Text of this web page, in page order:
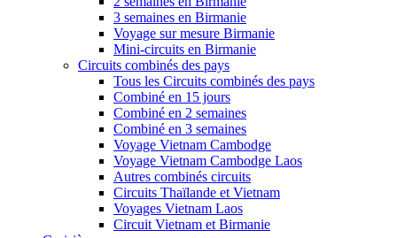
3 semaines en Birmanie
Voyage sur mesure Birmanie
Mini-circuits en Birmanie
Circuits combinés des pays
Tous les Circuits combinés des pays
Combiné en 15 jours
Combiné en 2 semaines
Combiné en 3 semaines
Voyage Vietnam Cambodge
Voyage Vietnam Cambodge Laos
Autres combinés circuits
Circuits Thaïlande et Vietnam
Voyages Vietnam Laos
Circuit Vietnam et Birmanie